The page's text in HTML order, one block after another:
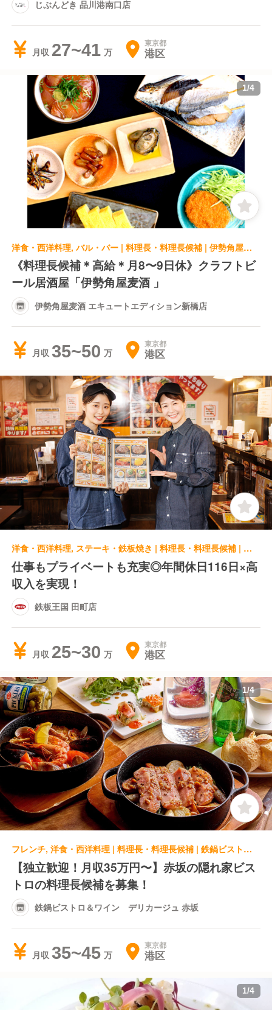
じぶんどき 品川港南口店
月収 27~41 東京都
港区
1/4
洋食・西洋料理, バル・バー | 料理長・料理長候補 | 伊勢角屋麦酒 エキュートエディション新橋店
《料理長候補＊高給＊月8〜9日休》クラフトビ
ール居酒屋「伊勢角屋麦酒 」
伊勢角屋麦酒 エキュートエディション新橋店
月収 35~50 東京都
港区
洋食・西洋料理, ステーキ・鉄板焼き | 料理長・料理長候補 | 鉄板王国 田町店
仕事もプライベートも充実◎年間休日116日×高
収入を実現！
鉄板王国 田町店
月収 25~30 東京都
港区
1/4
フレンチ, 洋食・西洋料理 | 料理長・料理長候補 | 鉄鍋ビストロ＆ワイン デリカージュ 赤坂
【独立歓迎！月収35万円〜】赤坂の隠れ家ビス
トロの料理長候補を募集！
鉄鍋ビストロ＆ワイン デリカージュ 赤坂
月収 35~45 東京都
港区
1/4